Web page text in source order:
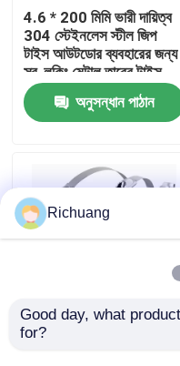
কারখানা ভ্রমণ
মান নিয়ন্ত্রণ
যোগাযোগ করুন
উদ্ধৃতির জন্য আবেদন
শিল্প অটোমেশন পণ্য
4.6 * 200 মিমি ভারী দায়িত্ব
304 স্টেইনলেস স্টীল জিপ
টাইস আউটডোর ব্যবহারের জন্য
স্ব-লকিং মেটাল তারের টাইস
অনুসন্ধান পাঠান
7.9 * 600 মিমি স্ব-লকিং
Richuang
Good day, what
for?